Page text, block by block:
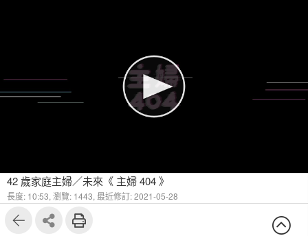
42 歲家庭主婦／未來《 主婦 404 》
長度: 10:53, 瀏覽: 1443, 最近修訂: 2021-05-28